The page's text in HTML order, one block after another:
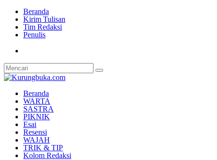
Beranda
Kirim Tulisan
Tim Redaksi
Penulis
Beranda
WARTA
SASTRA
PIKNIK
Esai
Resensi
WAJAH
TRIK & TIP
Kolom Redaksi